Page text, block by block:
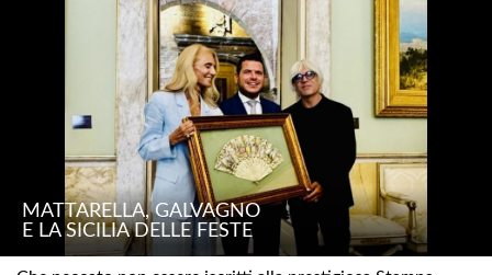
MATTARELLA, GALVAGNO
E LA SICILIA DELLE FESTE